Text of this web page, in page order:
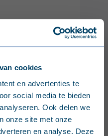
cookies
en advertenties te
social media te bieden
Ook delen we
onze site met onze
en analyse. Deze